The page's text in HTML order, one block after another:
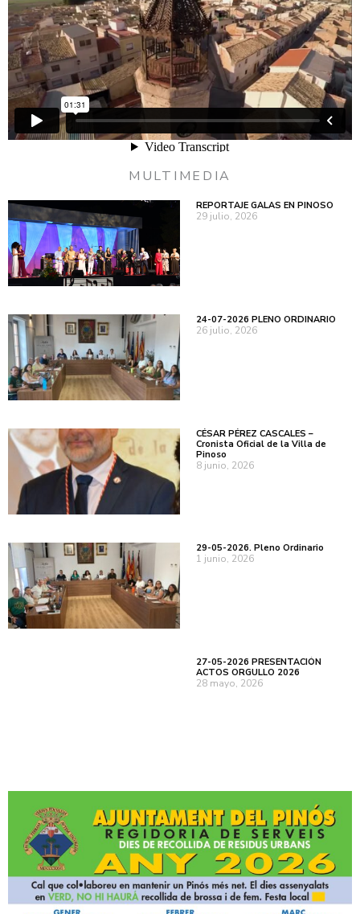
MULTIMEDIA
REPORTAJE GALAS EN PINOSO
29 julio, 2026
24-07-2026 PLENO ORDINARIO
26 julio, 2026
CÉSAR PÉREZ CASCALES –
Cronista Oficial de la Villa de
Pinoso
8 junio, 2026
29-05-2026. Pleno Ordinario
1 junio, 2026
27-05-2026 PRESENTACIÓN
ACTOS ORGULLO 2026
28 mayo, 2026